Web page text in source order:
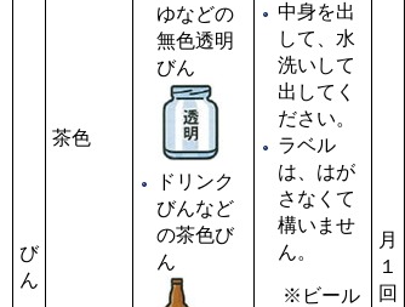
び
ん
ゆなどの
無色透明
びん
ドリンク
びんなど
の茶色び
ん
中身を出
して、水
洗いして
出してく
ださい。
ラベル
は、はが
さなくて
構いませ
ん。
※ビール
月
１
回
茶色